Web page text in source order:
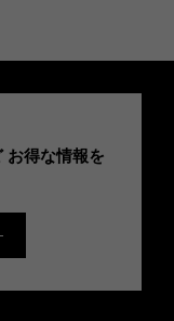
お得な情報を